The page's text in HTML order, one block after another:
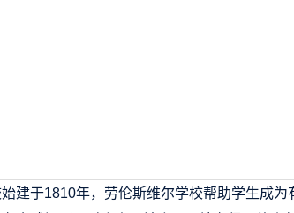
建于1810年，劳伦斯维尔学校帮助学生成